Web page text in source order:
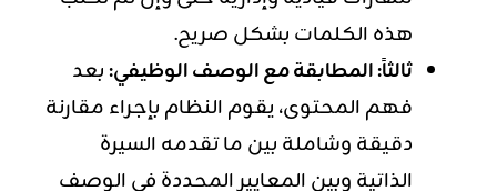
هذه الكلمات بشكل صريح.
ثالثاً: المطابقة مع الوصف الوظيفي:بعد
فهم المحتوى، يقوم النظام بإجراء مقارنة
دقيقة وشاملة بين ما تقدمه السيرة
الذاتية وبين المعايير المحددة في الوصف